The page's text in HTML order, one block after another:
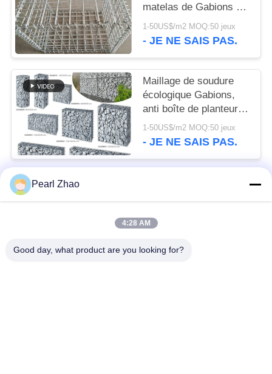
SITEMAP
POLITIQUE
DE
CONFIDENTIALITÉ
matelas de Gabions de
grillage/forme ronde
1-50US$/m2 MOQ:50 jeux
- JE NE SAIS PAS.
Maillage de soudure
écologique Gabions,
anti boîte de planteur
de Gabion de corrosion
la cour
1-50US$/m2 MOQ:50 jeux
- JE NE SAIS PAS.
Catégories populaires
métal
Pearl Zhao
4:28 AM
Good day, what product are you looking for?